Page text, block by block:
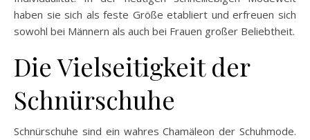
haben sie sich als feste Größe etabliert und erfreuen sich
sowohl bei Männern als auch bei Frauen großer Beliebtheit.
Die Vielseitigkeit der
Schnürschuhe
Schnürschuhe sind ein wahres Chamäleon der Schuhmode.